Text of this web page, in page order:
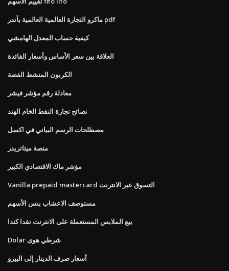
ماكرو التجارة العالمية العالمية بآندر pdf
كيفية حساب المعدل الهامشي
العلاقة بين سعر الأساس وأسعار الفائدة
الكربون المنشط الفضة
معادلة رقم مؤشر فيشر
نصائح تجارة النفط الخام الهند
مصطلحات الرسم البياني في اكسل
منصة ميتاتريدر
مؤشر ماك الاقتصادي الكبير
Vanilla prepaid mastercard التسوق عبر الانترنت
مستوصف الاعشاب بنس الأسهم
بيع الملابس المستعملة على الانترنت نقدا كندا
Dolar شرطي هوى
أسعار صرف الدينار إلى البيزو